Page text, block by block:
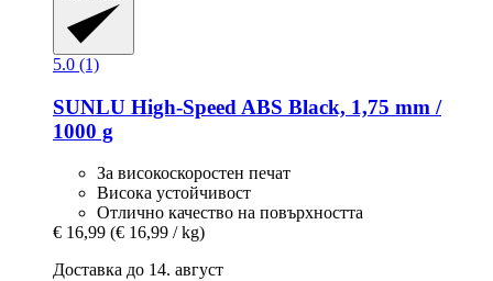
5.0 (1)
SUNLU High-​Speed ABS Black, 1,75 mm /
1000 g
За високоскоростен печат
Висока устойчивост
Отлично качество на повърхността
€ 16,99 (€ 16,99 / kg)
Доставка до 14. август